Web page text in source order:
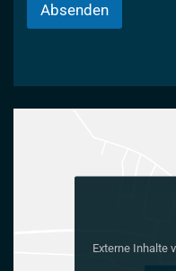
Absenden
Externe Inhalte